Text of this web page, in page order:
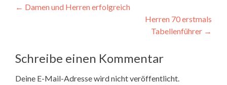
Beitragsnavigation
← Damen und Herren erfolgreich
Herren 70 erstmals
Tabellenführer →
Schreibe einen Kommentar
Deine E-Mail-Adresse wird nicht veröffentlicht.